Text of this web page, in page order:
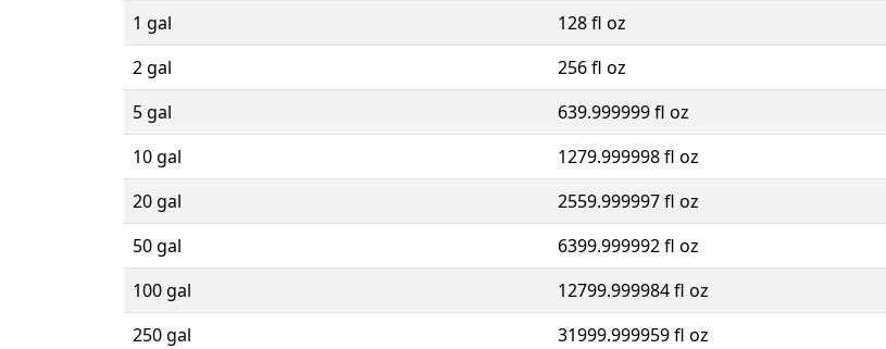
1 gal
128 fl oz
2 gal
256 fl oz
5 gal
639.999999 fl oz
10 gal
1279.999998 fl oz
20 gal
2559.999997 fl oz
50 gal
6399.999992 fl oz
100 gal
12799.999984 fl oz
250 gal
31999.999959 fl oz